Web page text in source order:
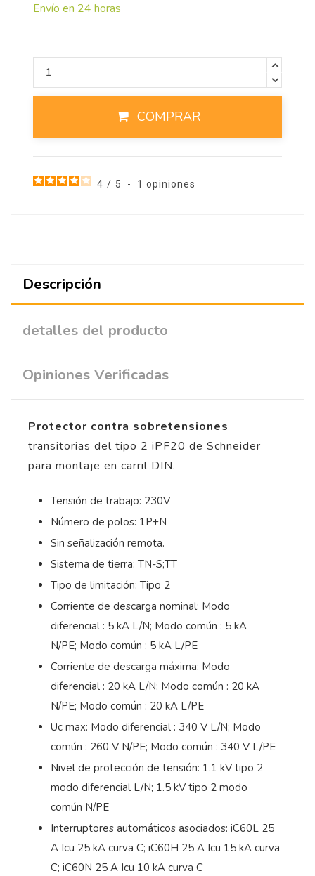
Envío en 24 horas
COMPRAR
4 / 5 - 1 opiniones
Descripción
detalles del producto
Opiniones Verificadas
Protector contra sobretensiones
transitorias del tipo 2 iPF20 de Schneider
para montaje en carril DIN.
Tensión de trabajo: 230V
Número de polos: 1P+N
Sin señalización remota.
Sistema de tierra: TN-S;TT
Tipo de limitación: Tipo 2
Corriente de descarga nominal: Modo
diferencial : 5 kA L/N; Modo común : 5 kA
N/PE; Modo común : 5 kA L/PE
Corriente de descarga máxima: Modo
diferencial : 20 kA L/N; Modo común : 20 kA
N/PE; Modo común : 20 kA L/PE
Uc max: Modo diferencial : 340 V L/N; Modo
común : 260 V N/PE; Modo común : 340 V L/PE
Nivel de protección de tensión: 1.1 kV tipo 2
modo diferencial L/N; 1.5 kV tipo 2 modo
común N/PE
Interruptores automáticos asociados: iC60L 25
A Icu 25 kA curva C; iC60H 25 A Icu 15 kA curva
C; iC60N 25 A Icu 10 kA curva C